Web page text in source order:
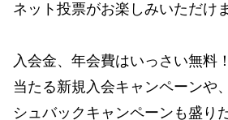
ネット投票がお楽しみいただけ
入会金、年会費はいっさい無料
当たる新規入会キャンペーンや
シュバックキャンペーンも盛り